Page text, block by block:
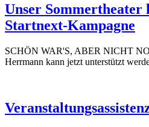
Unser Sommertheater
Startnext-Kampagne
SCHÖN WAR'S, ABER NICHT
Herrmann kann jetzt unterstützt